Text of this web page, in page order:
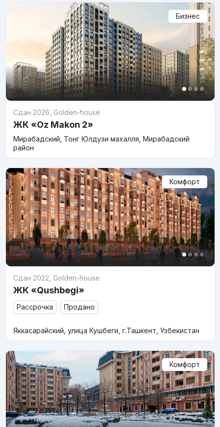
Бизнес
Сдан 2026 Golden-house
ЖК «Oz Makon 2»
Мирабадский, Тонг Юлдузи махалля, Мирабадский
район
Комфорт
Сдан 2022 Golden-house
ЖК «Qushbegi»
Рассрочка Продано
Яккасарайский, улица Кушбеги, г.Ташкент, Узбекистан
Комфорт